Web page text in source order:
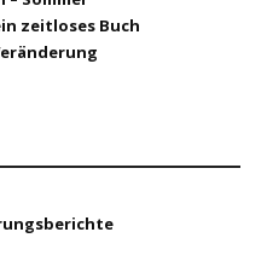
zeitloses Buch